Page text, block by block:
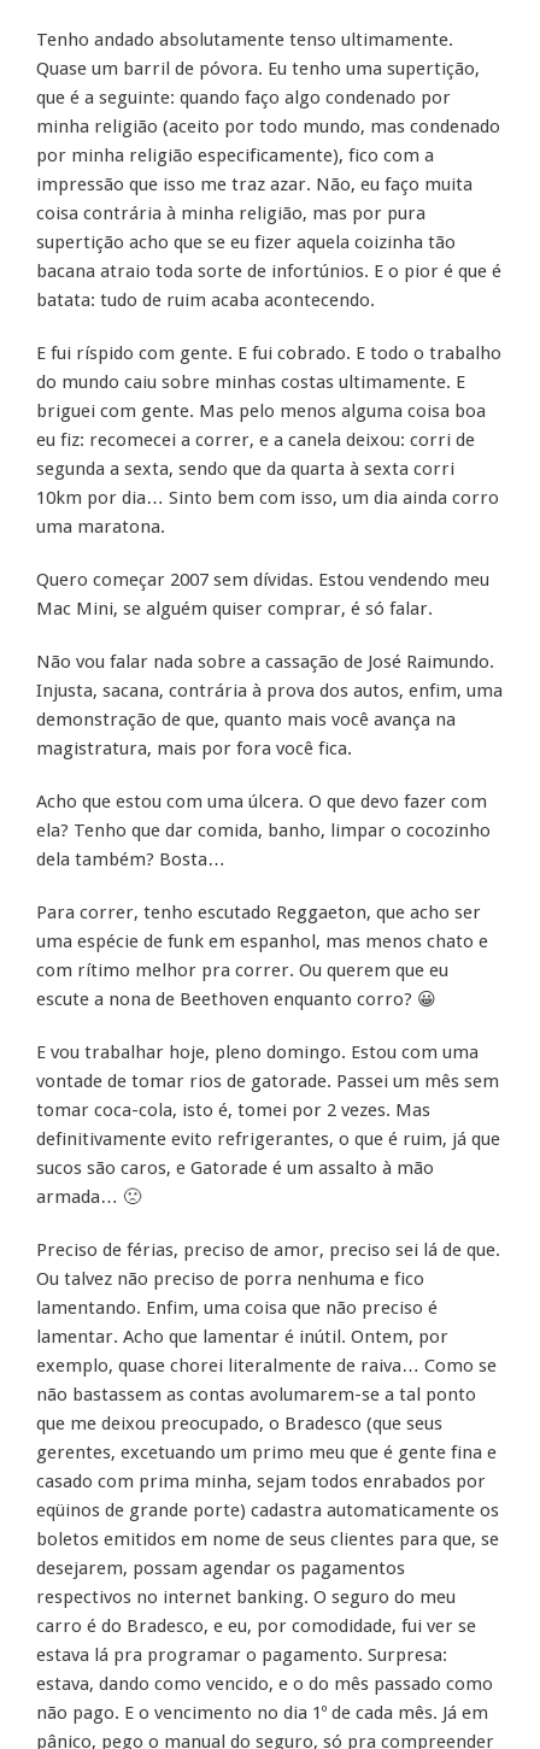
Tenho andado absolutamente tenso ultimamente.
Quase um barril de póvora. Eu tenho uma supertição,
que é a seguinte: quando faço algo condenado por
minha religião (aceito por todo mundo, mas condenado
por minha religião especificamente), fico com a
impressão que isso me traz azar. Não, eu faço muita
coisa contrária à minha religião, mas por pura
supertição acho que se eu fizer aquela coizinha tão
bacana atraio toda sorte de infortúnios. E o pior é que é
batata: tudo de ruim acaba acontecendo.
E fui ríspido com gente. E fui cobrado. E todo o trabalho
do mundo caiu sobre minhas costas ultimamente. E
briguei com gente. Mas pelo menos alguma coisa boa
eu fiz: recomecei a correr, e a canela deixou: corri de
segunda a sexta, sendo que da quarta à sexta corri
10km por dia… Sinto bem com isso, um dia ainda corro
uma maratona.
Quero começar 2007 sem dívidas. Estou vendendo meu
Mac Mini, se alguém quiser comprar, é só falar.
Não vou falar nada sobre a cassação de José Raimundo.
Injusta, sacana, contrária à prova dos autos, enfim, uma
demonstração de que, quanto mais você avança na
magistratura, mais por fora você fica.
Acho que estou com uma úlcera. O que devo fazer com
ela? Tenho que dar comida, banho, limpar o cocozinho
dela também? Bosta…
Para correr, tenho escutado Reggaeton, que acho ser
uma espécie de funk em espanhol, mas menos chato e
com rítimo melhor pra correr. Ou querem que eu
escute a nona de Beethoven enquanto corro? 😀
E vou trabalhar hoje, pleno domingo. Estou com uma
vontade de tomar rios de gatorade. Passei um mês sem
tomar coca-cola, isto é, tomei por 2 vezes. Mas
definitivamente evito refrigerantes, o que é ruim, já que
sucos são caros, e Gatorade é um assalto à mão
armada… 🙁
Preciso de férias, preciso de amor, preciso sei lá de que.
Ou talvez não preciso de porra nenhuma e fico
lamentando. Enfim, uma coisa que não preciso é
lamentar. Acho que lamentar é inútil. Ontem, por
exemplo, quase chorei literalmente de raiva… Como se
não bastassem as contas avolumarem-se a tal ponto
que me deixou preocupado, o Bradesco (que seus
gerentes, excetuando um primo meu que é gente fina e
casado com prima minha, sejam todos enrabados por
eqüinos de grande porte) cadastra automaticamente os
boletos emitidos em nome de seus clientes para que, se
desejarem, possam agendar os pagamentos
respectivos no internet banking. O seguro do meu
carro é do Bradesco, e eu, por comodidade, fui ver se
estava lá pra programar o pagamento. Surpresa:
estava, dando como vencido, e o do mês passado como
não pago. E o vencimento no dia 1º de cada mês. Já em
pânico, pego o manual do seguro, só pra compreender